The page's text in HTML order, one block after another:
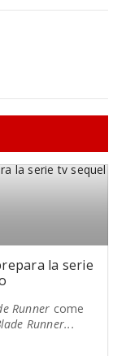
la serie
Runner come
Runner...